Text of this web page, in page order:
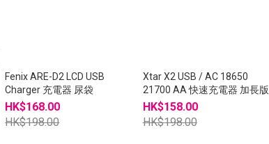
Fenix ARE-D2 LCD USB
Charger 充電器 尿袋
HK$168.00
HK$198.00
Xtar X2 USB / AC 18650
21700 AA 快速充電器 加長版
HK$158.00
HK$198.00